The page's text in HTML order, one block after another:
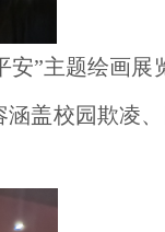
”主题绘画展
盖校园欺凌